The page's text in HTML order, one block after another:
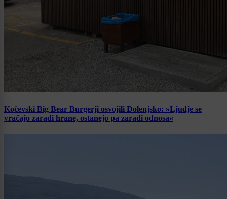
Kočevski Big Bear Burgerji osvojili Dolenjsko: »Ljudje se
vračajo zaradi hrane, ostanejo pa zaradi odnosa«